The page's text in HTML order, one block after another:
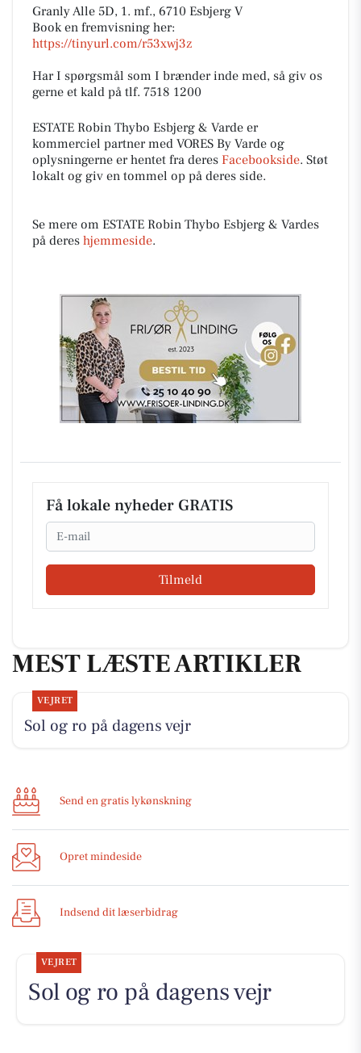
Granly Alle 5D, 1. mf., 6710 Esbjerg V
Book en fremvisning her:
https://tinyurl.com/r53xwj3z
Har I spørgsmål som I brænder inde med, så giv os
gerne et kald på tlf. 7518 1200
ESTATE Robin Thybo Esbjerg & Varde er
kommerciel partner med VORES By Varde og
oplysningerne er hentet fra deres Facebookside. Støt
lokalt og giv en tommel op på deres side.
Se mere om ESTATE Robin Thybo Esbjerg & Vardes
på deres hjemmeside.
Få lokale nyheder GRATIS
Email
Tilmeld
MEST LÆSTE ARTIKLER
VEJRET
Sol og ro på dagens vejr
Send en gratis lykønskning
Opret mindeside
Indsend dit læserbidrag
VEJRET
Sol og ro på dagens vejr